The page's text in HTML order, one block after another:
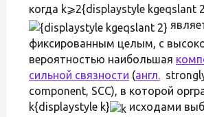
когда k⩾2{displaystyle kgeqslant
фиксированным целым, с
вероятностью наибольшая
сильной связности (англ.
component, SCC), в которой
k{displaystyle k}
исходами